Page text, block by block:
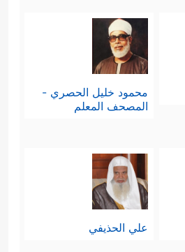
محمود خليل الحصري -
المصحف المعلم
علي الحذيفي